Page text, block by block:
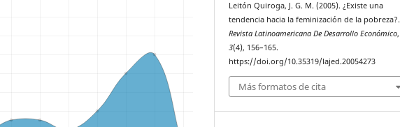
Leitón Quiroga, J. G. M. (2005). ¿Existe una
tendencia hacia la feminización de la pobreza?.
Revista Latinoamericana De Desarrollo Económico,
3(4), 156–165.
https://doi.org/10.35319/lajed.20054273
Más formatos de cita